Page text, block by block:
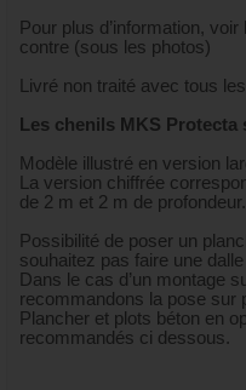
Pour plus d’information,
contre (sous les photos)
Livré non traité avec tous
Les chenils MKS
Modèle illustré en version
La version chiffrée
de 2 m et 2 m de profondeur.
Possibilité de poser un
souhaitez pas faire une
Dans le cas d’un montage
recommandons la pose sur
Plancher et plots béton en
recommandés ci dessous.